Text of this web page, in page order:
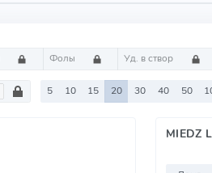
Фолы Уд. в створ
5 10 15 20 30 40 50
MIEDZ